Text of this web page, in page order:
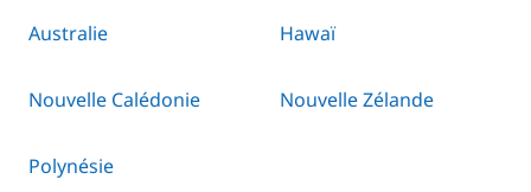
Australie Hawaï
Nouvelle Calédonie Nouvelle Zélande
Polynésie